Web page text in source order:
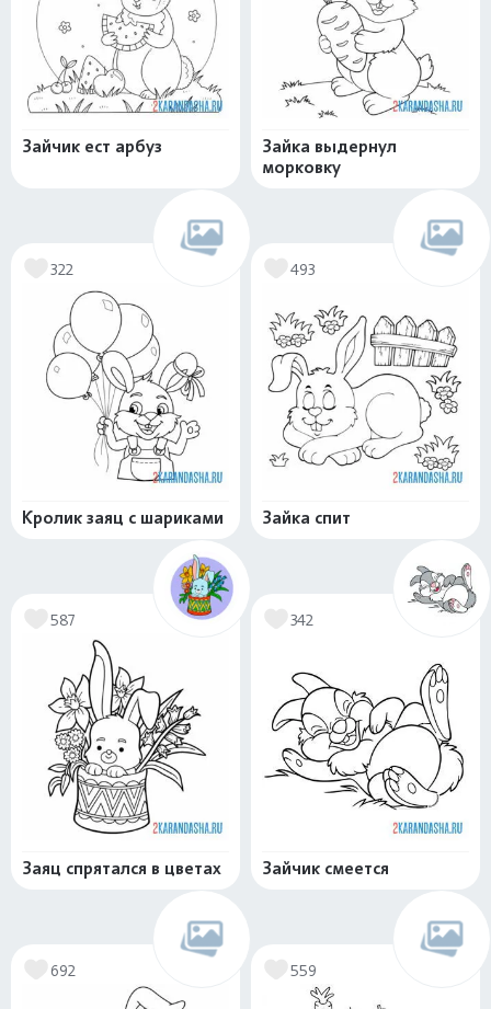
Зайчик ест арбуз
Зайка выдернул
морковку
322
Кролик заяц с шариками
493
Зайка спит
587
Заяц спрятался в цветах
342
Зайчик смеется
692 559